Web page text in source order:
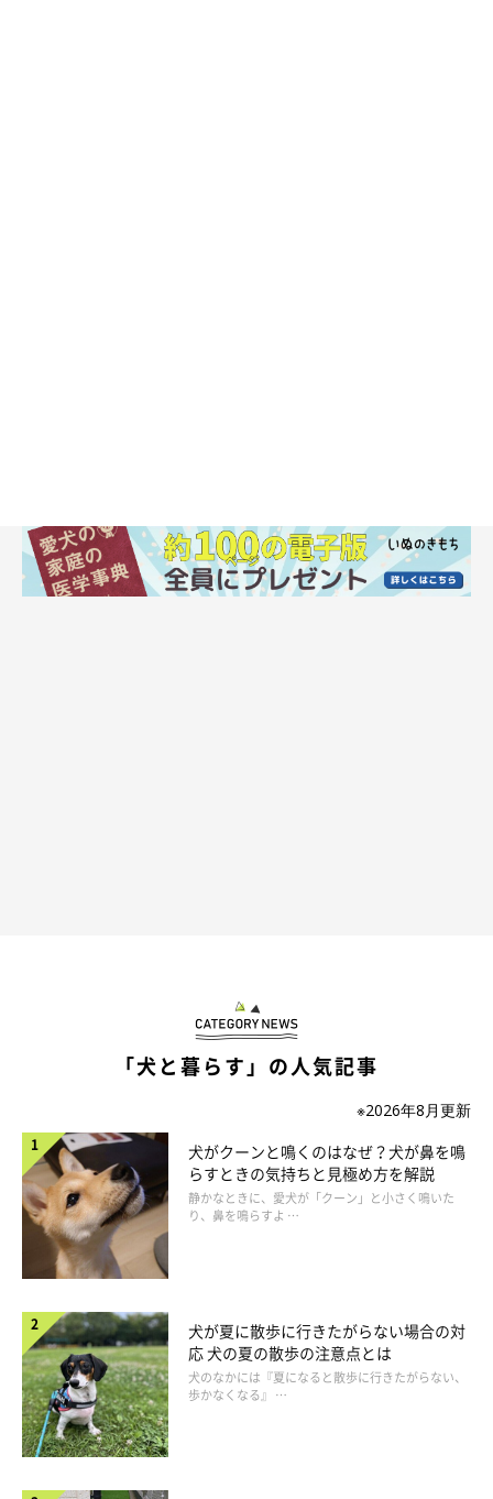
クセに関するQ＆A
Q. 飼い主さんやほかの犬のクセをまねして、クセになる
ことはある？
A. ありえます。犬はまねることが得意です
犬は他者をよく見てまねることが得意です。よく一緒にいる相手
の寝る姿勢などをまねているうちに、クセとして定着するという
こともありえるでしょう。
「犬と暮らす」の人気記事
※2026年8月更新
犬がクーンと鳴くのはなぜ？犬が鼻を鳴
らすときの気持ちと見極め方を解説
静かなときに、愛犬が「クーン」と小さく鳴いた
り、鼻を鳴らすよ …
犬が夏に散歩に行きたがらない場合の対
応 犬の夏の散歩の注意点とは
犬のなかには『夏になると散歩に行きたがらない、
歩かなくなる』 …